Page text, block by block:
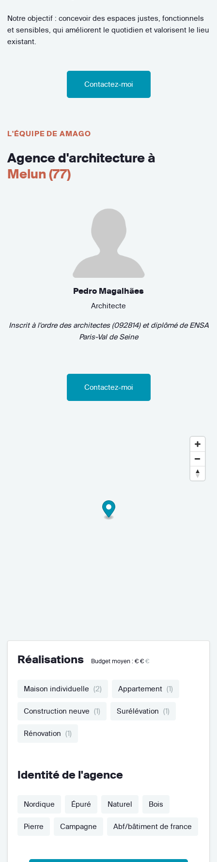
Notre objectif : concevoir des espaces justes, fonctionnels
et sensibles, qui améliorent le quotidien et valorisent le lieu
existant.
Contactez-moi
L'ÉQUIPE DE AMAGO
Agence d'architecture à
Melun (77)
Pedro Magalhães
Architecte
Inscrit à l'ordre des architectes (092814) et diplômé deENSA
Paris-Val de Seine
Contactez-moi
Réalisations Budget moyen : €€€
Maison individuelle (2) Appartement (1)
Construction neuve (1) Surélévation (1)
Rénovation (1)
Identité de l'agence
Nordique Épuré Naturel Bois
Pierre Campagne Abf/bâtiment de france